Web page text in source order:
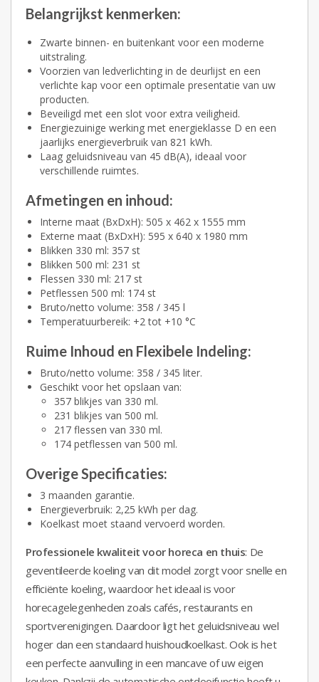
Belangrijkst kenmerken:
Zwarte binnen- en buitenkant voor een moderne
uitstraling.
Voorzien van ledverlichting in de deurlijst en een
verlichte kap voor een optimale presentatie van uw
producten.
Beveiligd met een slot voor extra veiligheid.
Energiezuinige werking met energieklasse D en een
jaarlijks energieverbruik van 821 kWh.
Laag geluidsniveau van 45 dB(A), ideaal voor
verschillende ruimtes.
Afmetingen en inhoud:
Interne maat (BxDxH): 505 x 462 x 1555 mm
Externe maat (BxDxH): 595 x 640 x 1980 mm
Blikken 330 ml: 357 st
Blikken 500 ml: 231 st
Flessen 330 ml: 217 st
Petflessen 500 ml: 174 st
Bruto/netto volume: 358 / 345 l
Temperatuurbereik: +2 tot +10 °C
Ruime Inhoud en Flexibele Indeling:
Bruto/netto volume: 358 / 345 liter.
Geschikt voor het opslaan van:
357 blikjes van 330 ml.
231 blikjes van 500 ml.
217 flessen van 330 ml.
174 petflessen van 500 ml.
Overige Specificaties:
3 maanden garantie.
Energieverbruik: 2,25 kWh per dag.
Koelkast moet staand vervoerd worden.
Professionele kwaliteit voor horeca en thuis: De
geventileerde koeling van dit model zorgt voor snelle en
efficiënte koeling, waardoor het ideaal is voor
horecagelegenheden zoals cafés, restaurants en
sportverenigingen. Daardoor ligt het geluidsniveau wel
hoger dan een standaard huishoudkoelkast. Ook is het
een perfecte aanvulling in een mancave of uw eigen